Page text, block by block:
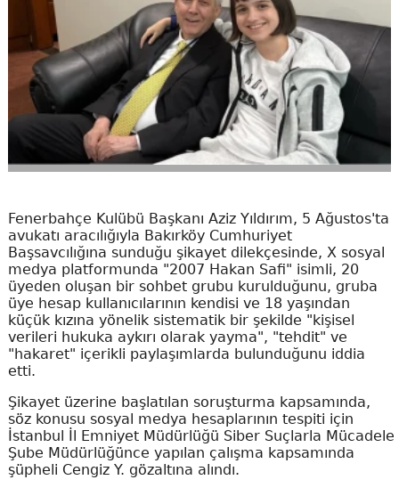
Fenerbahçe Kulübü Başkanı Aziz Yıldırım, 5 Ağustos'ta
avukatı aracılığıyla Bakırköy Cumhuriyet
Başsavcılığına sunduğu şikayet dilekçesinde, X sosyal
medya platformunda "2007 Hakan Safi" isimli, 20
üyeden oluşan bir sohbet grubu kurulduğunu, gruba
üye hesap kullanıcılarının kendisi ve 18 yaşından
küçük kızına yönelik sistematik bir şekilde "kişisel
verileri hukuka aykırı olarak yayma", "tehdit" ve
"hakaret" içerikli paylaşımlarda bulunduğunu iddia
etti.
Şikayet üzerine başlatılan soruşturma kapsamında,
söz konusu sosyal medya hesaplarının tespiti için
İstanbul İl Emniyet Müdürlüğü Siber Suçlarla Mücadele
Şube Müdürlüğünce yapılan çalışma kapsamında
şüpheli Cengiz Y. gözaltına alındı.